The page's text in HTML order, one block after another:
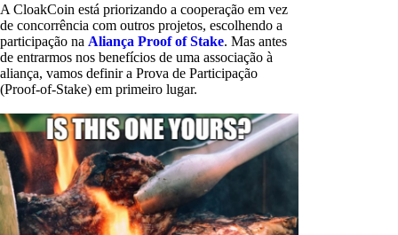
A CloakCoin está priorizando a cooperação em vez
de concorrência com outros projetos, escolhendo a
participação na Aliança Proof of Stake. Mas antes
de entrarmos nos benefícios de uma associação à
aliança, vamos definir a Prova de Participação
(Proof-of-Stake) em primeiro lugar.